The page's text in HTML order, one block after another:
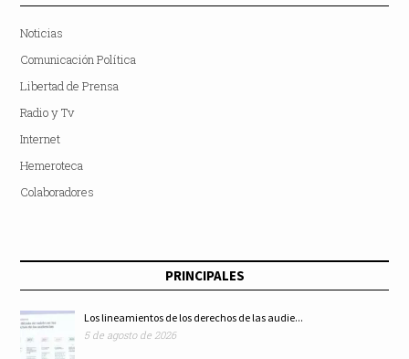
Noticias
Comunicación Política
Libertad de Prensa
Radio y Tv
Internet
Hemeroteca
Colaboradores
PRINCIPALES
Los lineamientos de los derechos de las audie...
5 de agosto de 2026